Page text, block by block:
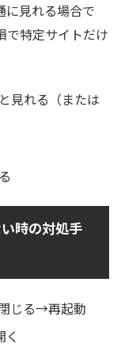
に見れる場合で
で特定サイトだけ
見れる（または
時の対処手
じる→再起動
く